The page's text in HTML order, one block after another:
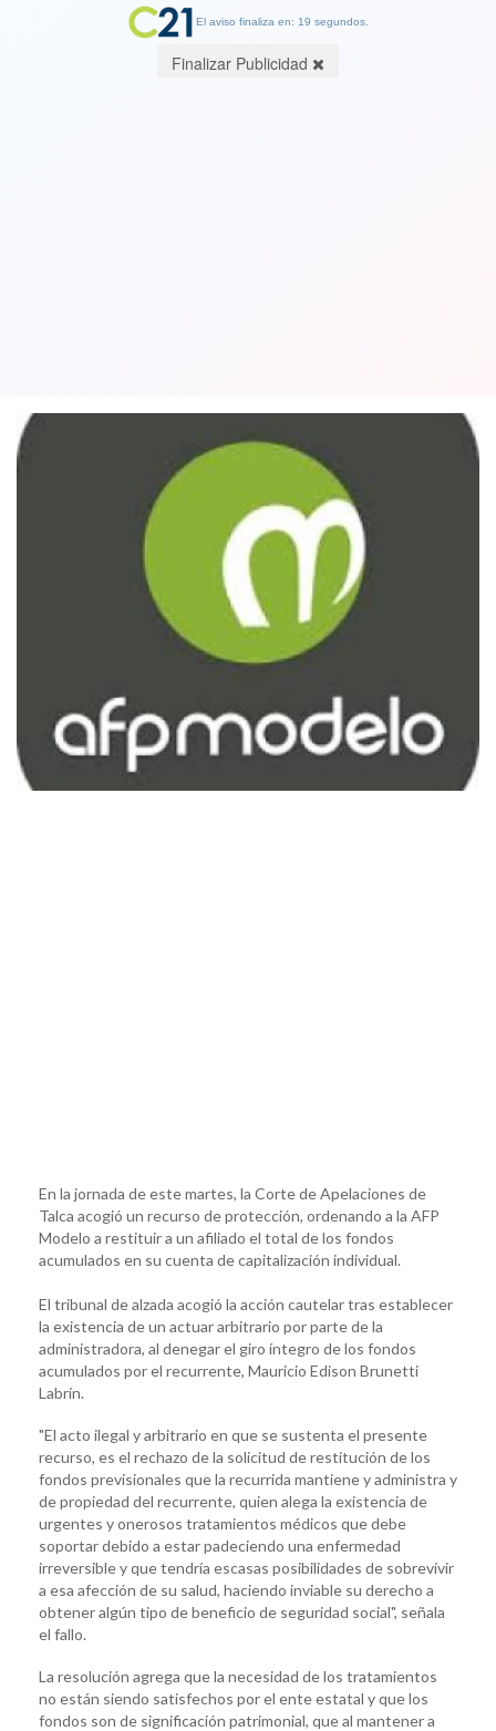
En la jornada de este martes, la Corte de Apelaciones de
Talca acogió un recurso de protección, ordenando a la AFP
Modelo a restituir a un afiliado el total de los fondos
acumulados en su cuenta de capitalización individual.
El tribunal de alzada acogió la acción cautelar tras establecer
la existencia de un actuar arbitrario por parte de la
administradora, al denegar el giro íntegro de los fondos
acumulados por el recurrente, Mauricio Edison Brunetti
Labrín.
"El acto ilegal y arbitrario en que se sustenta el presente
recurso, es el rechazo de la solicitud de restitución de los
fondos previsionales que la recurrida mantiene y administra y
de propiedad del recurrente, quien alega la existencia de
urgentes y onerosos tratamientos médicos que debe
soportar debido a estar padeciendo una enfermedad
irreversible y que tendría escasas posibilidades de sobrevivir
a esa afección de su salud, haciendo inviable su derecho a
obtener algún tipo de beneficio de seguridad social", señala
el fallo.
La resolución agrega que la necesidad de los tratamientos
no están siendo satisfechos por el ente estatal y que los
fondos son de significación patrimonial, que al mantener a
El aviso finaliza en: 19 segundos.
Finalizar Publicidad